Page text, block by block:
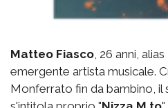
Matteo Fiasco, 26 anni, alias
emergente artista musicale.
Monferrato fin da bambino,